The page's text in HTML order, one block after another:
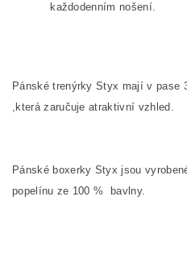
každodenním nošení.
Pánské trenýrky Styx mají v pase
,která zaručuje atraktivní vzhled.
Pánské boxerky Styx jsou
popelínu ze 100 % bavlny.